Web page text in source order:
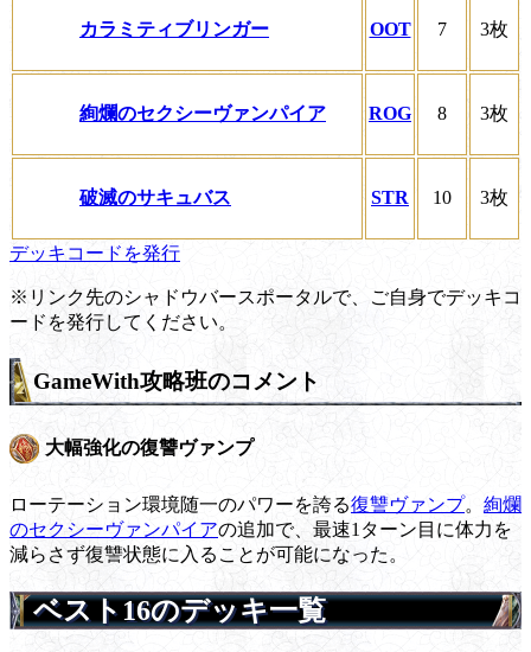
カラミティブリンガー OOT 7 3枚
絢爛のセクシーヴァンパイア ROG 8 3枚
破滅のサキュバス STR 10 3枚
デッキコードを発行
※リンク先のシャドウバースポータルで、ご自身でデッキコ
ードを発行してください。
GameWith攻略班のコメント
大幅強化の復讐ヴァンプ
ローテーション環境随一のパワーを誇る復讐ヴァンプ。 絢爛
のセクシーヴァンパイアの追加で、最速1ターン目に体力を
減らさず復讐状態に入ることが可能になった。
ベスト16のデッキ一覧